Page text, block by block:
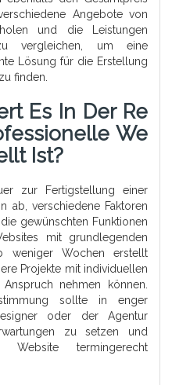
Angebote von
und die Leistungen
vergleichen, um eine
Lösung für die Erstellung
finden.
Es In Der Re
We
Ist?
zur Fertigstellung einer
ab, verschiedene Faktoren
gewünschten Funktionen
mit grundlegenden
weniger Wochen erstellt
Projekte mit individuellen
nehmen können.
sollte in enger
oder der Agentur
zu setzen und
termingerecht